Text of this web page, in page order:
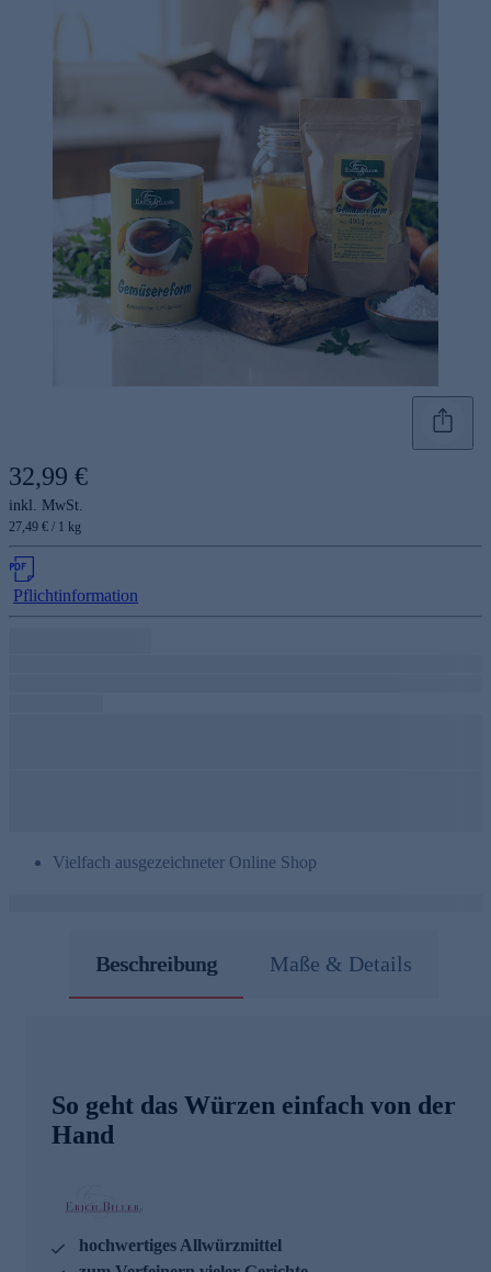
32,99 €
inkl. MwSt.
27,49 € / 1 kg
Pflichtinformation
Vielfach ausgezeichneter Online Shop
Beschreibung Maße & Details
So geht das Würzen einfach von der
Hand
hochwertiges Allwürzmittel